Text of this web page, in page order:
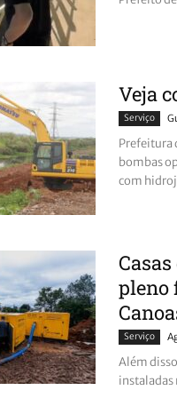
Veja
Serviço
Prefeitura
bombas
com
pleno
Serviço
Além
instaladas